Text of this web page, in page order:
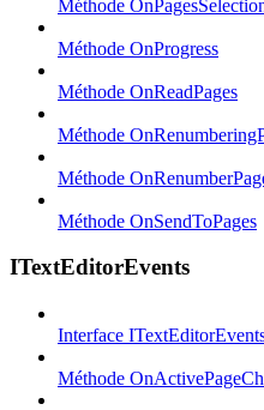
Méthode
Méthode OnProgress
Méthode OnReadPages
Méthode
Méthode
Méthode OnSendToPages
ITextEditorEvents
Interface
Méthode